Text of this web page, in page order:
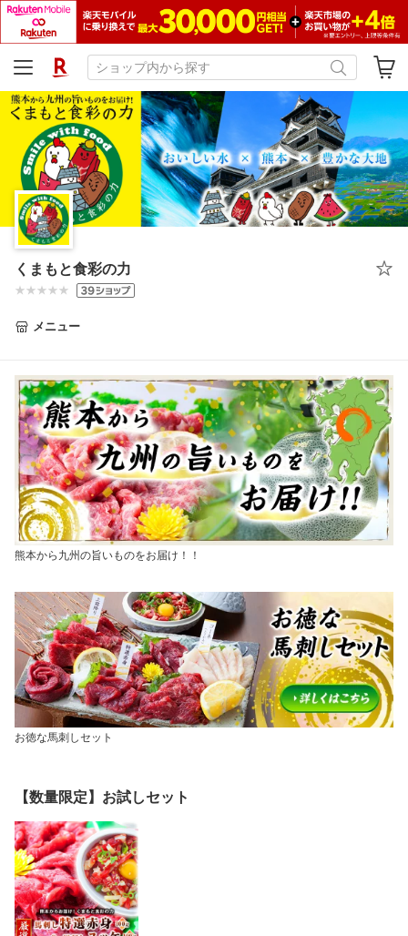
くまもと食彩の力
メニュー
熊本から九州の旨いものをお届け！！
お徳な馬刺しセット
【数量限定】お試しセット